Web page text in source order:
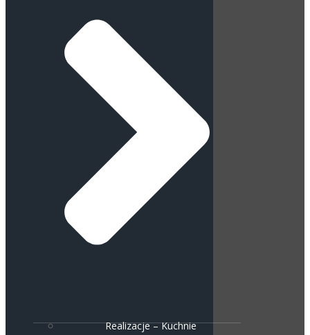
Realizacje – Kuchnie